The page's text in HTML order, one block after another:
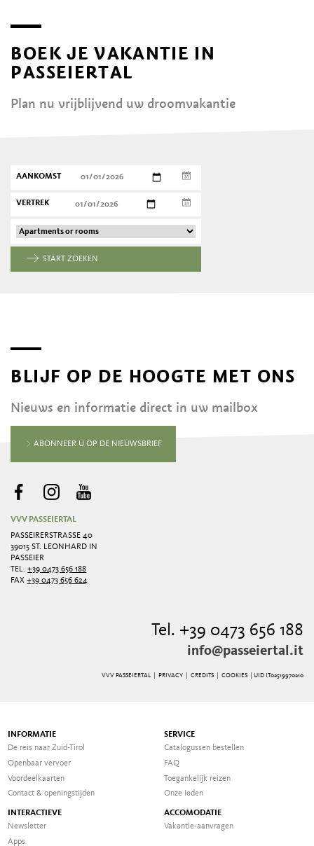
BOEK JE VAKANTIE IN
PASSEIERTAL
Plan nu vrijblijvend uw droomvakantie
AANKOMST
VERTREK
START ZOEKEN
BLIJF OP DE HOOGTE MET ONS
Nieuws en informatie direct in uw mailbox
ABONNEER U OP DE NIEUWSBRIEF
VVV PASSEIERTAL
PASSEIRERSTRASSE 40
39015 ST. LEONHARD IN
PASSEIER
TEL.+39 0473 656 188
FAX+39 0473 656 624
Tel. +39 0473 656 188
info@passeiertal.it
VVV PASSEIERTAL | PRIVACY| CREDITS| COOKIES | UID IT02519970210
INFORMATIE
De reis naar Zuid-Tirol
Openbaar vervoer
Voordeelkaarten
Contact & openingstijden
SERVICE
Catalogussen bestellen
FAQ
Toegankelijk reizen
Onze Ieden
INTERACTIEVE
Newsletter
Apps
ACCOMODATIE
Vakantie-aanvragen